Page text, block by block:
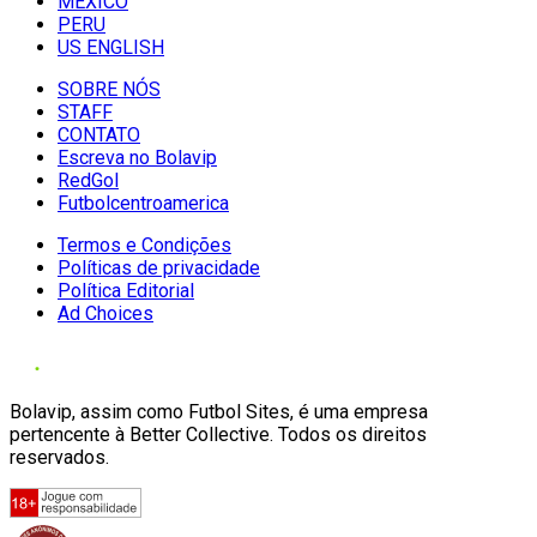
PERU
US ENGLISH
SOBRE NÓS
STAFF
CONTATO
Escreva no Bolavip
RedGol
Futbolcentroamerica
Termos e Condições
Políticas de privacidade
Política Editorial
Ad Choices
Bolavip, assim como Futbol Sites, é uma empresa
pertencente à Better Collective. Todos os direitos
reservados.